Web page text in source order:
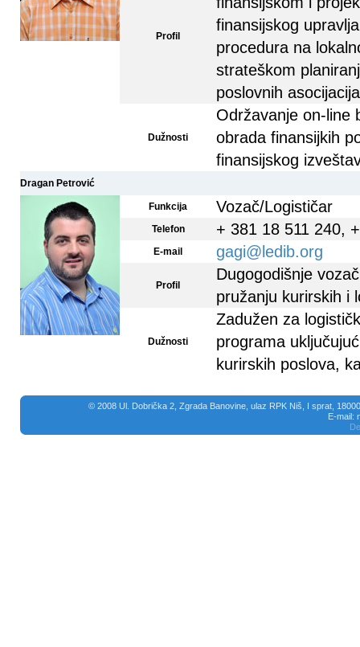
Profil
finansijskog
procedura na
strateškom
poslovnih
Dužnosti
Održavanje on-line
obrada finansijkih
finansijskog
Dragan Petrović
Funkcija Vozač/Logističar
Telefon + 381 18 511 240,
E-mail gagi@ledib.org
Profil
Dugogodišnje
pružanju kurirskih i
Dužnosti
Zadužen za
programa
kurirskih poslova,
© 2008 Ul. Dobrička 2, Zgrada Banovine, ulaz RPK Niš, I sprat,
E-mail: